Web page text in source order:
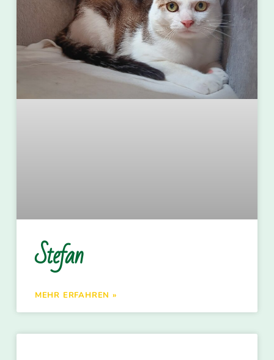
Stefan
MEHR ERFAHREN »